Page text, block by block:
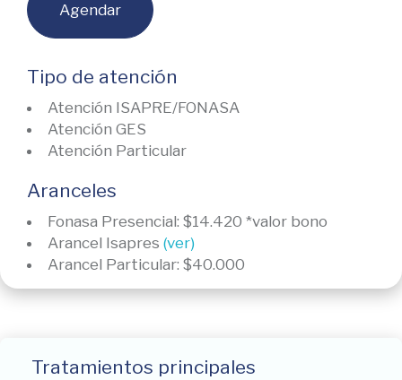
Agendar
Tipo de atención
Atención ISAPRE/FONASA
Atención GES
Atención Particular
Aranceles
Fonasa Presencial: $14.420 *valor bono
Arancel Isapres (ver)
Arancel Particular: $40.000
Tratamientos principales